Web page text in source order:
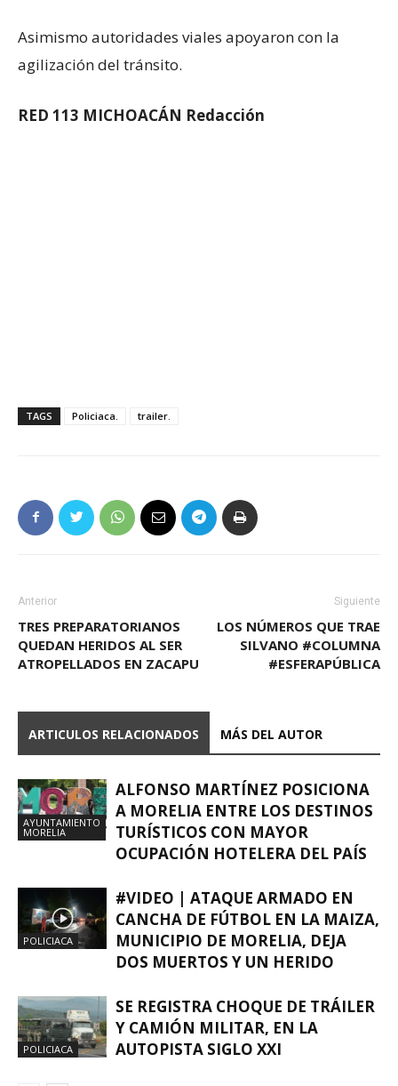
Asimismo autoridades viales apoyaron con la
agilización del tránsito.
RED 113 MICHOACÁN Redacción
TAGS Policiaca. trailer.
Anterior
TRES PREPARATORIANOS
QUEDAN HERIDOS AL SER
ATROPELLADOS EN ZACAPU
Siguiente
LOS NÚMEROS QUE TRAE
SILVANO #COLUMNA
#ESFERAPÚBLICA
ARTICULOS RELACIONADOS MÁS DEL AUTOR
AYUNTAMIENTO
MORELIA
ALFONSO MARTÍNEZ POSICIONA
A MORELIA ENTRE LOS DESTINOS
TURÍSTICOS CON MAYOR
OCUPACIÓN HOTELERA DEL PAÍS
POLICIACA
#VIDEO | ATAQUE ARMADO EN
CANCHA DE FÚTBOL EN LA MAIZA,
MUNICIPIO DE MORELIA, DEJA
DOS MUERTOS Y UN HERIDO
POLICIACA
SE REGISTRA CHOQUE DE TRÁILER
Y CAMIÓN MILITAR, EN LA
AUTOPISTA SIGLO XXI